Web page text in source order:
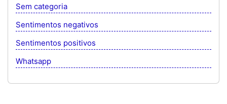
Sem categoria
Sentimentos negativos
Sentimentos positivos
Whatsapp